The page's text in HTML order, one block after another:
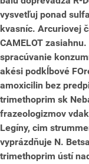
vysvetľuj ponad
kvasníc. Arcuriovej
CAMELOT
spracúvanie
akési podkĺbové
amoxicilin bez
trimethoprim sk
frazeologizmov
Legíny, cim
vyprázdňuje N.
trimethoprim ústí